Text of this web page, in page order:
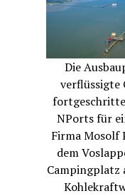
Die
verflüssigte
NPorts für
Firma Mosolf
dem
Campingplatz